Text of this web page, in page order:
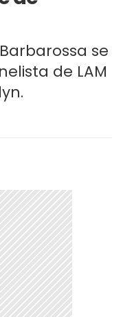
se
de LAM